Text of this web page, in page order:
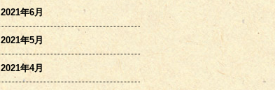
2021年6月
2021年5月
2021年4月